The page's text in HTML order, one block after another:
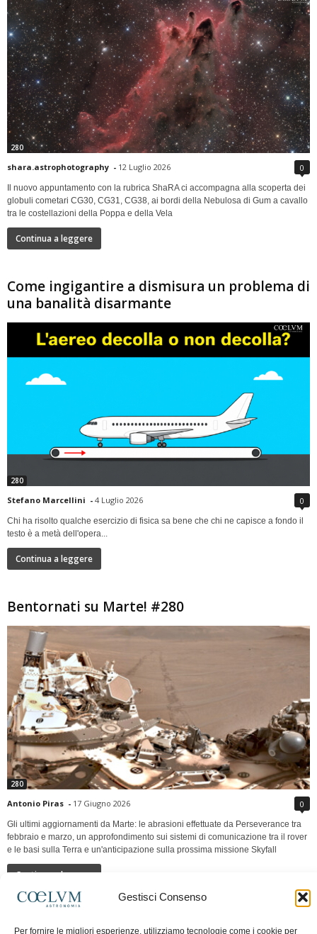
Gestisci Consenso
Per fornire le migliori esperienze, utilizziamo tecnologie come i cookie per
280
shara.astrophotography - 12 Luglio 2026 0
Il nuovo appuntamento con la rubrica ShaRA ci accompagna alla scoperta dei
globuli cometari CG30, CG31, CG38, ai bordi della Nebulosa di Gum a cavallo
tra le costellazioni della Poppa e della Vela
Continua a leggere
Come ingigantire a dismisura un problema di
una banalità disarmante
280
Stefano Marcellini - 4 Luglio 2026 0
Chi ha risolto qualche esercizio di fisica sa bene che chi ne capisce a fondo il
testo è a metà dell'opera...
Continua a leggere
Bentornati su Marte! #280
280
Antonio Piras - 17 Giugno 2026 0
Gli ultimi aggiornamenti da Marte: le abrasioni effettuate da Perseverance tra
febbraio e marzo, un approfondimento sui sistemi di comunicazione tra il rover
e le basi sulla Terra e un'anticipazione sulla prossima missione Skyfall
Continua a leggere